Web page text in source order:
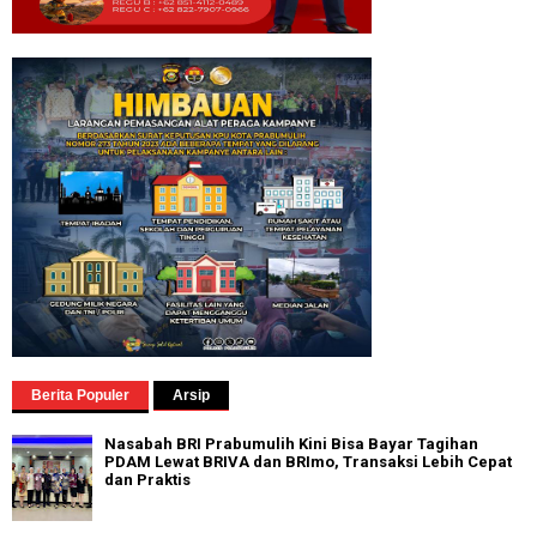
Berita Populer Arsip
Nasabah BRI Prabumulih Kini Bisa Bayar Tagihan
PDAM Lewat BRIVA dan BRImo, Transaksi Lebih Cepat
dan Praktis